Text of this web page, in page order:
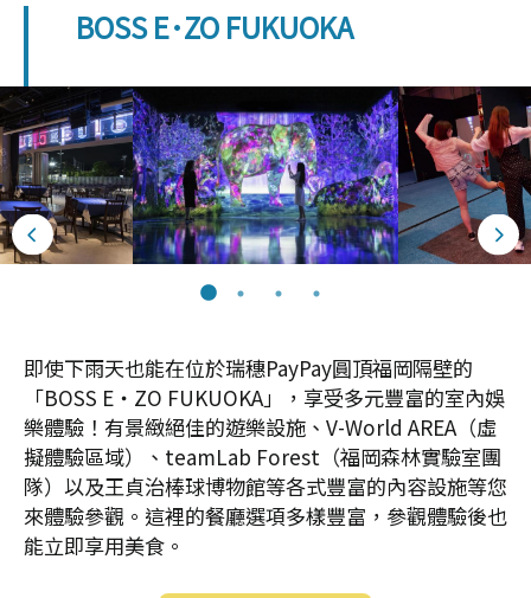
BOSS E･ZO FUKUOKA
即使下雨天也能在位於瑞穗PayPay圓頂福岡隔壁的
「BOSS E・ZO FUKUOKA」，享受多元豐富的室內娛
樂體驗！有景緻絕佳的遊樂設施、V-World AREA（虛
擬體驗區域）、teamLab Forest（福岡森林實驗室團
隊）以及王貞治棒球博物館等各式豐富的內容設施等您
來體驗參觀。這裡的餐廳選項多樣豐富，參觀體驗後也
能立即享用美食。